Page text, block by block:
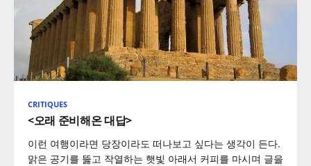
CRITIQUES
<오래 준비해온 대답>
이런 여행이라면 당장이라도 떠나보고 싶다는 생각이 든다.
맑은 공기를 뚫고 작열하는 햇빛 아래서 커피를 마시며 글을